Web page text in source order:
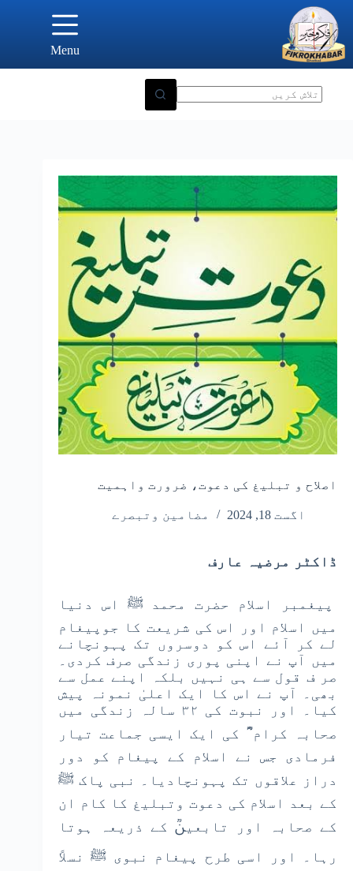
content
Menu
اصلاح و تبلیغ کی دعوت، ضرورت واہمیت
اگست 18, 2024 مضامین وتبصرے
ڈاکٹر مرضیہ عارف
پیغمبر اسلام حضرت محمد ﷺ اس دنیا
میں اسلام اور اس کی شریعت کا جوپیغام
لے کر آئے اس کو دوسروں تک پہونچانے
میں آپ نے اپنی پوری زندگی صرف کردی۔
صر ف قول سے ہی نہیں بلکہ اپنے عمل سے
بھی۔ آپ نے اس کا ایک اعلیٰ نمونہ پیش
کیا۔ اور نبوت کی ۳۲ سالہ زندگی میں
صحابہ کرام ؓ کی ایک ایسی جماعت تیار
فرمادی جس نے اسلام کے پیغام کو دور
دراز علاقوں تک پہونچادیا۔ نبی پاک ﷺ
کے بعد اسلام کی دعوت وتبلیغ کا کام ان
کے صحابہ اور تابعینؒ کے ذریعہ ہوتا
رہا۔ اور اسی طرح پیغام نبوی ﷺ نسلاً